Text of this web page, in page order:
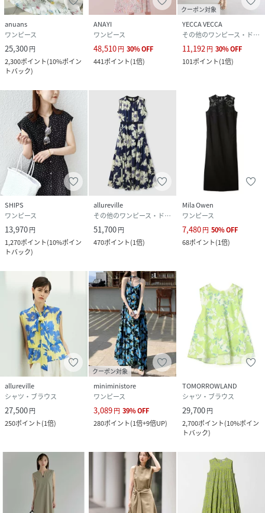
anuans
ワンピース
25,300円
2,300ポイント(10%ポイン
トバック)
ANAYI
ワンピース
48,510円 30%OFF
441ポイント(1倍)
クーポン対象
YECCA VECCA
その他のワンピース・ドレス
11,192円 30%OFF
101ポイント(1倍)
SHIPS
ワンピース
13,970円
1,270ポイント(10%ポイン
トバック)
allureville
その他のワンピース・ドレス
51,700円
470ポイント(1倍)
Mila Owen
ワンピース
7,480円 50%OFF
68ポイント(1倍)
allureville
シャツ・ブラウス
27,500円
250ポイント(1倍)
クーポン対象
miniministore
ワンピース
3,089円 39%OFF
280ポイント(1倍+9倍UP)
TOMORROWLAND
シャツ・ブラウス
29,700円
2,700ポイント(10%ポイン
トバック)